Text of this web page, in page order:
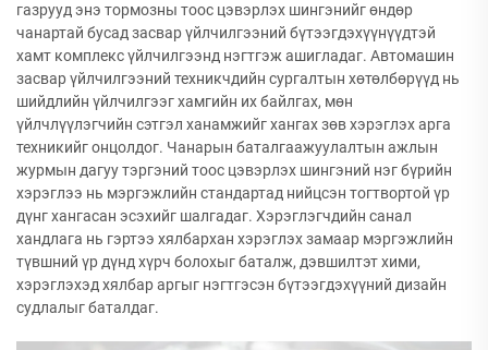
газрууд энэ тормозны тоос цэвэрлэх шингэнийг өндөр
чанартай бусад засвар үйлчилгээний бүтээгдэхүүнүүдтэй
хамт комплекс үйлчилгээнд нэгтгэж ашигладаг. Автомашин
засвар үйлчилгээний техникчдийн сургалтын хөтөлбөрүүд нь
шийдлийн үйлчилгээг хамгийн их байлгах, мөн
үйлчлүүлэгчийн сэтгэл ханамжийг хангах зөв хэрэглэх арга
техникийг онцолдог. Чанарын баталгаажуулалтын ажлын
журмын дагуу тэргэний тоос цэвэрлэх шингэний нэг бүрийн
хэрэглээ нь мэргэжлийн стандартад нийцсэн тогтвортой үр
дүнг хангасан эсэхийг шалгадаг. Хэрэглэгчдийн санал
хандлага нь гэртээ хялбархан хэрэглэх замаар мэргэжлийн
түвшний үр дүнд хүрч болохыг баталж, дэвшилтэт хими,
хэрэглэхэд хялбар аргыг нэгтгэсэн бүтээгдэхүүний дизайн
судлалыг баталдаг.